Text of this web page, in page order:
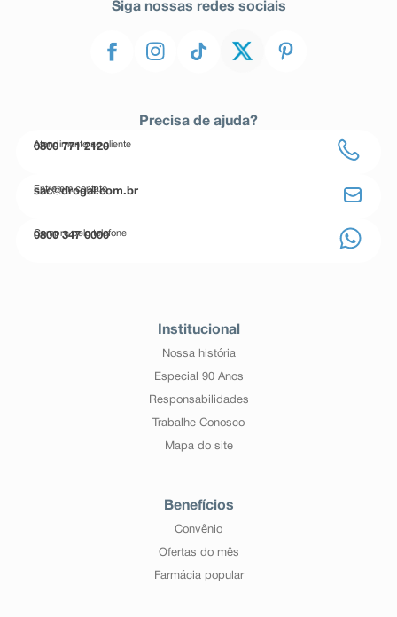
Siga nossas redes sociais
Precisa de ajuda?
Atendimento ao cliente
0800 771 2120
Entre em contato
sac@drogal.com.br
Compre pelo telefone
0800 347 0000
Institucional
Nossa história
Especial 90 Anos
Responsabilidades
Trabalhe Conosco
Mapa do site
Benefícios
Convênio
Ofertas do mês
Farmácia popular